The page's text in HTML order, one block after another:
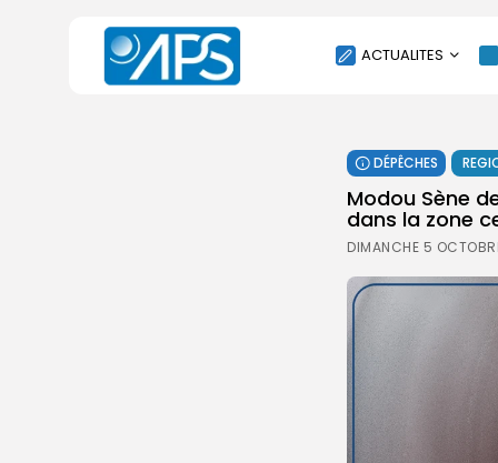
ACTUALITES
SOCIÉTÉ
ÉCONOMIE
CULTURE
ENVIRONNEMENT
INTERNATIONAL
AGENDA
DÉPÊCHES
Modou Sène
dans la zone
DIMANCHE 5